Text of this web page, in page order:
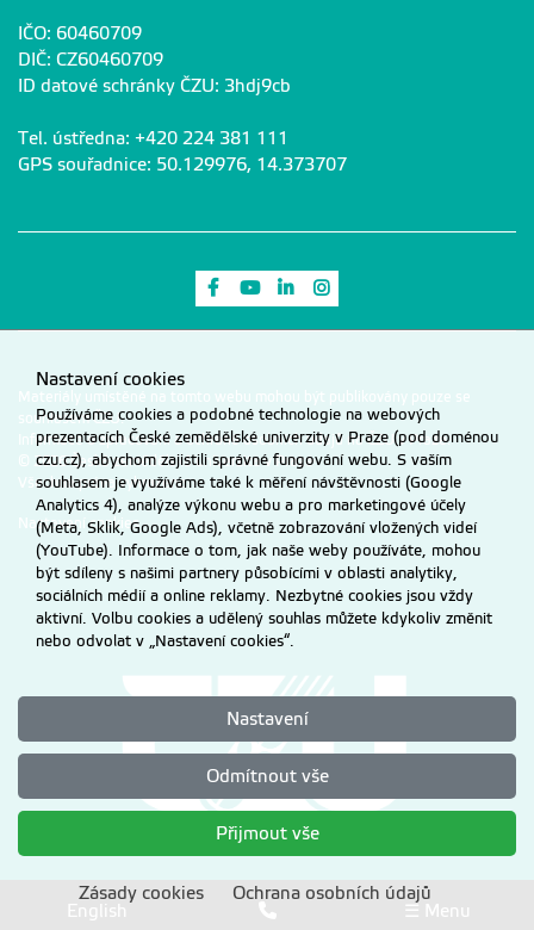
IČO: 60460709
DIČ: CZ60460709
ID datové schránky ČZU: 3hdj9cb
Tel. ústředna: +420 224 381 111
GPS souřadnice: 50.129976, 14.373707
Odkaz na Facebook
Odkaz na Youtube
Odkaz na LinkedIn
Materiály umístěné na tomto webu mohou být publikovány pouze se
souhlasem ČZU.
Informace o zpracování a ochraně osobních údajů na ČZU v Praze.
© 2026 Česká zemědělská univerzita v Praze
Všechna práva vyhrazena
Nastavení cookies
English ☰ Menu
Nastavení cookies
Používáme cookies a podobné technologie na webových
prezentacích České zemědělské univerzity v Praze (pod doménou
czu.cz), abychom zajistili správné fungování webu. S vaším
souhlasem je využíváme také k měření návštěvnosti (Google
Analytics 4), analýze výkonu webu a pro marketingové účely
(Meta, Sklik, Google Ads), včetně zobrazování vložených videí
(YouTube). Informace o tom, jak naše weby používáte, mohou
být sdíleny s našimi partnery působícími v oblasti analytiky,
sociálních médií a online reklamy. Nezbytné cookies jsou vždy
aktivní. Volbu cookies a udělený souhlas můžete kdykoliv změnit
nebo odvolat v „Nastavení cookies“.
Nastavení
Odmítnout vše
Přijmout vše
Zásady cookies Ochrana osobních údajů